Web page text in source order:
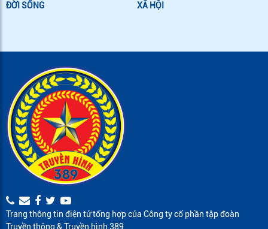
ĐỜI SỐNG XÃ HỘI
Trang thông tin điện tử tổng hợp của Công ty cổ phần tập đoàn
Truyền thông & Truyền hình 389